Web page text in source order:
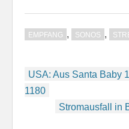
EMPFANG , SONOS ,
USA: Aus Santa Baby
1180
Stromausfall in